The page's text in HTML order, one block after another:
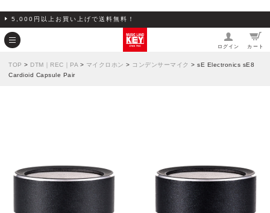
5,000円以上お買い上げで送料無料！
ログイン カート
TOP > DTM｜REC｜PA > マイクロホン > コンデンサーマイク > sE Electronics sE8
Cardioid Capsule Pair